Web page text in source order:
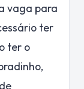
vaga para
ter
ter o